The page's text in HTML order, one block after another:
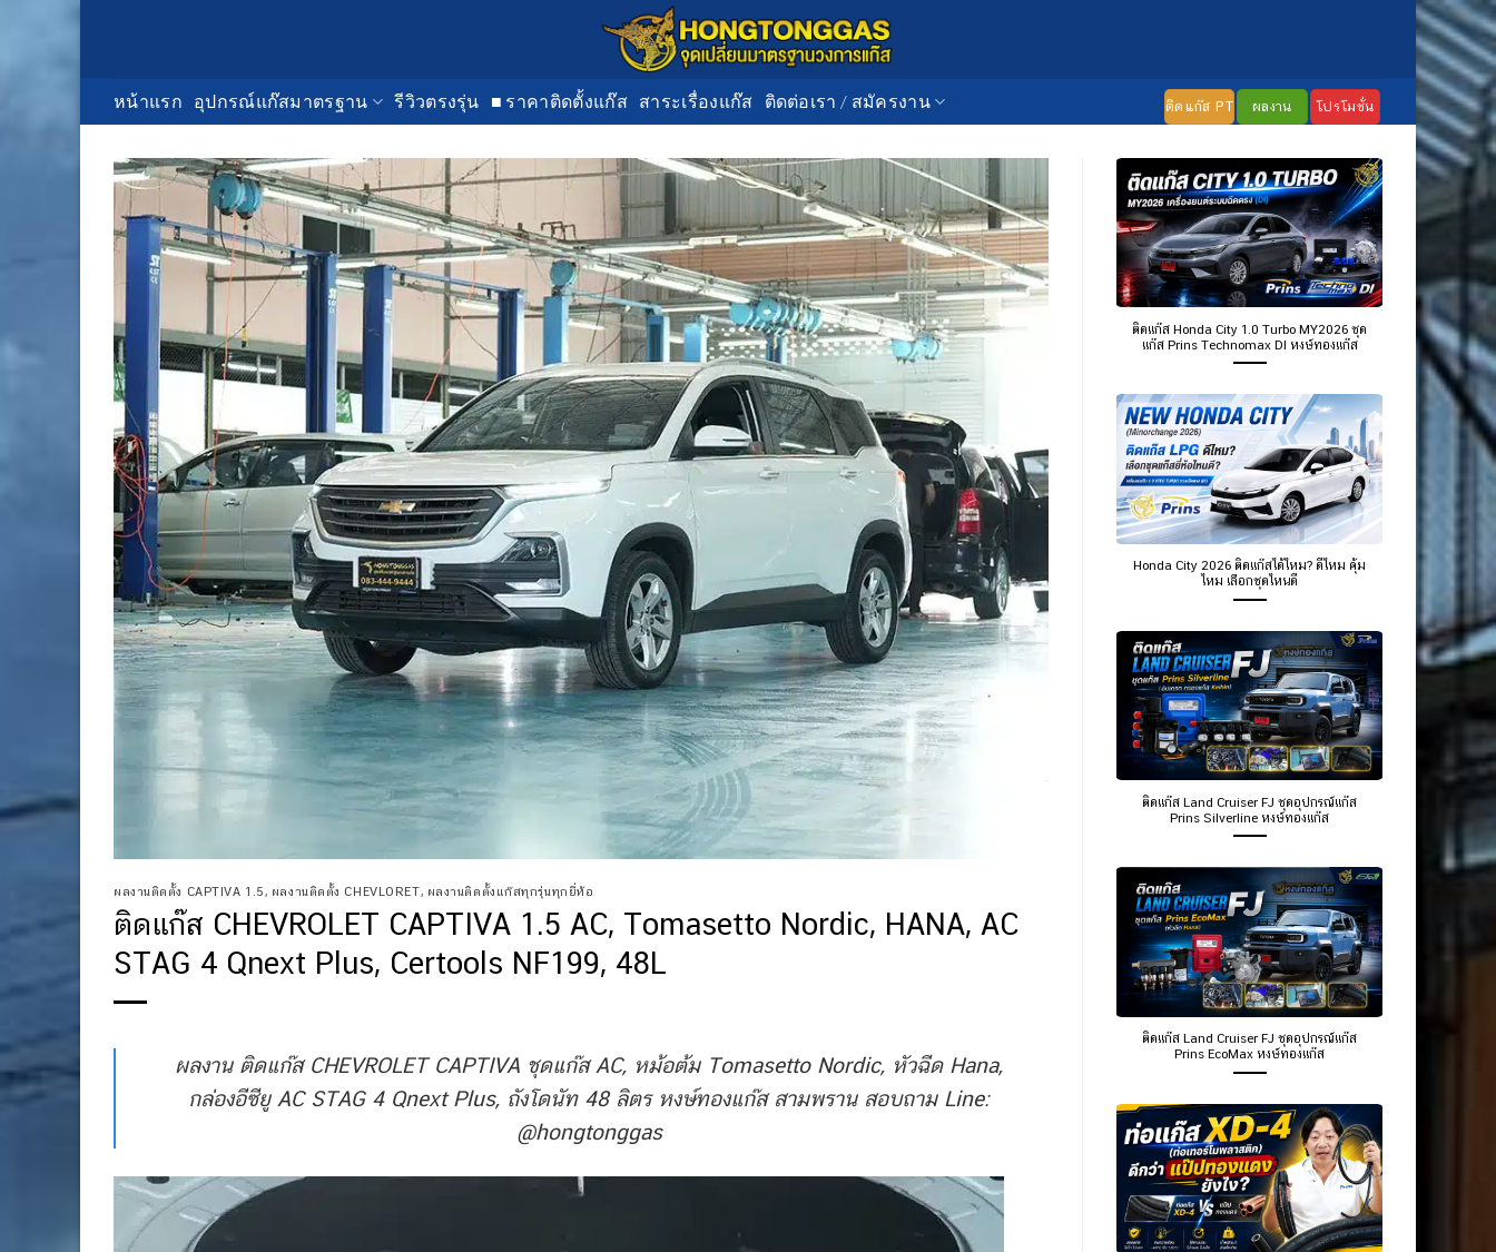
หน้าแรก
อุปกรณ์แก๊สมาตรฐาน รีวิวตรงรุ่น ■ ราคาติดตั้งแก๊ส สาระเรื่องแก๊ส ติดต่อเรา / สมัครงาน ติดแก๊ส PT ผลงาน โปรโมชั่น
ผลงานติดตั้ง CAPTIVA 1.5, ผลงานติดตั้ง CHEVLORET, ผลงานติดตั้งแก๊สทุกรุ่นทุกยี่ห้อ
ติดแก๊ส CHEVROLET CAPTIVA 1.5 AC, Tomasetto Nordic, HANA, AC
STAG 4 Qnext Plus, Certools NF199, 48L
ผลงาน ติดแก๊ส CHEVROLET CAPTIVA ชุดแก๊ส AC, หม้อต้ม Tomasetto Nordic, หัวฉีด Hana,
กล่องอีซียู AC STAG 4 Qnext Plus, ถังโดนัท 48 ลิตร หงษ์ทองแก๊ส สามพราน สอบถาม Line:
@hongtonggas
ติดแก๊ส Honda City 1.0 Turbo MY2026 ชุด
แก๊ส Prins Technomax DI หงษ์ทองแก๊ส
Honda City 2026 ติดแก๊สได้ไหม? ดีไหม คุ้ม
ไหม เลือกชุดไหนดี
ติดแก๊ส Land Cruiser FJ ชุดอุปกรณ์แก๊ส
Prins Silverline หงษ์ทองแก๊ส
ติดแก๊ส Land Cruiser FJ ชุดอุปกรณ์แก๊ส
Prins EcoMax หงษ์ทองแก๊ส